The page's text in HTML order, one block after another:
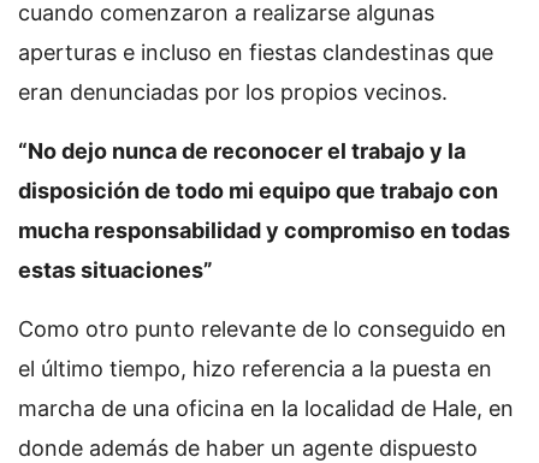
cuando comenzaron a realizarse algunas
aperturas e incluso en fiestas clandestinas que
eran denunciadas por los propios vecinos.
“No dejo nunca de reconocer el trabajo y la
disposición de todo mi equipo que trabajo con
mucha responsabilidad y compromiso en todas
estas situaciones”
Como otro punto relevante de lo conseguido en
el último tiempo, hizo referencia a la puesta en
marcha de una oficina en la localidad de Hale, en
donde además de haber un agente dispuesto